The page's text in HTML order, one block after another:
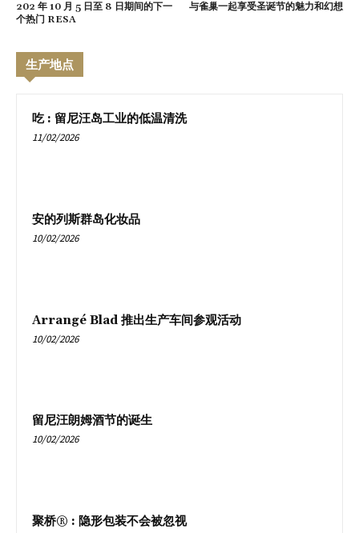
202 年 10 月 5 日至 8 日期间的下一
个热门 RESA
与雀巢一起享受圣诞节的魅力和幻想
生产地点
吃 : 留尼汪岛工业的低温清洗
11/02/2026
安的列斯群岛化妆品
10/02/2026
Arrangé Blad 推出生产车间参观活动
10/02/2026
留尼汪朗姆酒节的诞生
10/02/2026
聚桥® : 隐形包装不会被忽视